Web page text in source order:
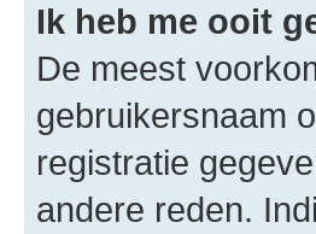
Ik heb me ooit
De meest
gebruikersnaam
registratie
andere reden.